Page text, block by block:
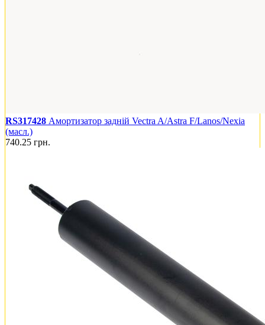
RS317428 Амортизатор задній Vectra A/Astra F/Lanos/Nexia
(масл.)
740.25 грн.